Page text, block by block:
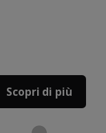
Scopri di più